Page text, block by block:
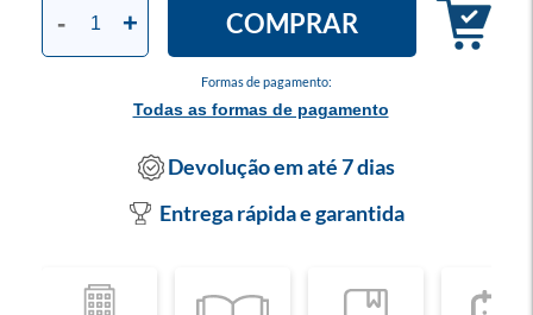
Formas de pagamento:
Todas as formas de pagamento
- + COMPRAR
Devolução em até 7 dias
Entrega rápida e garantida